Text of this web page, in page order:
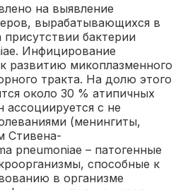
на выявление
вырабатывающихся в
бактерии
Инфицирование
развитию микоплазменного
тракта. На долю этого
около 30 % атипичных
с не
(менингиты,
Стивена-
pneumoniae – патогенные
способные к
в организме